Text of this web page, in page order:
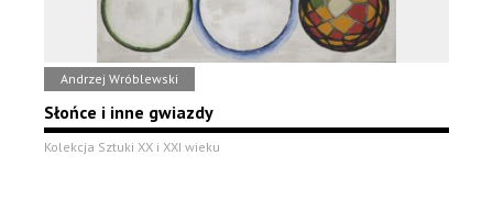
Andrzej Wróblewski
Słońce i inne gwiazdy
Kolekcja Sztuki XX i XXI wieku